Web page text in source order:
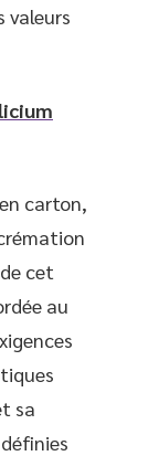
valeurs
carton,
cet
au
sa